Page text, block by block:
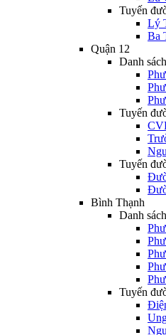
Tuyến
Lý
Ba
Quận 12
Danh
Tuyến
Tuyến
Bình Thạnh
Danh
Tuyến